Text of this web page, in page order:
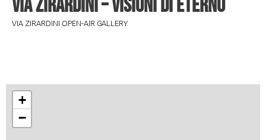
Via Zirardini – Visioni di eterno
VIA ZIRARDINI OPEN-AIR GALLERY
+
−